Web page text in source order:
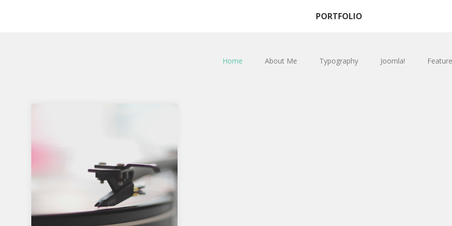
PORTFOLIO
Home About Me Typography Joomla!